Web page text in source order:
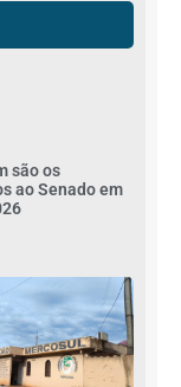
são os
ao Senado em